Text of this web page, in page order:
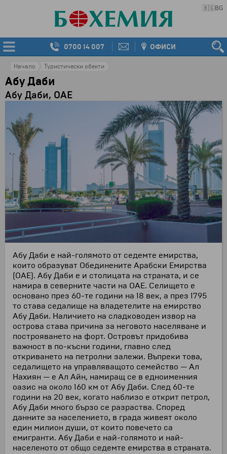
🇧🇬BG
0700 14 007 ОФИСИ
Начало Туристически обекти
Абу Даби
Абу Даби, ОАЕ
Абу Даби е най-голямото от седемте емирства,
които образуват Обединените Арабски Емирства
(ОАЕ). Абу Даби е и столицата на страната, и се
намира в северните части на ОАЕ. Селището е
основано през 60-те години на 18 век, а през 1795
то става седалище на владетелите на емирство
Абу Даби. Наличието на сладководен извор на
острова става причина за неговото населяване и
построяването на форт. Островът придобива
важност в по-късни години, главно след
откриването на петролни залежи. Въпреки това,
седалището на управляващото семейство — Ал
Нахиян — е Ал Айн, намиращ се в едноименния
оазис на около 160 км от Абу Даби. След 60-те
години на 20 век, когато наблизо е открит петрол,
Абу Даби много бързо се разраства. Според
данните за населението, в града живеят около
един милион души, от които повечето са
емигранти. Абу Даби е най-голямото и най-
населеното от общо седемте емирства в страната.